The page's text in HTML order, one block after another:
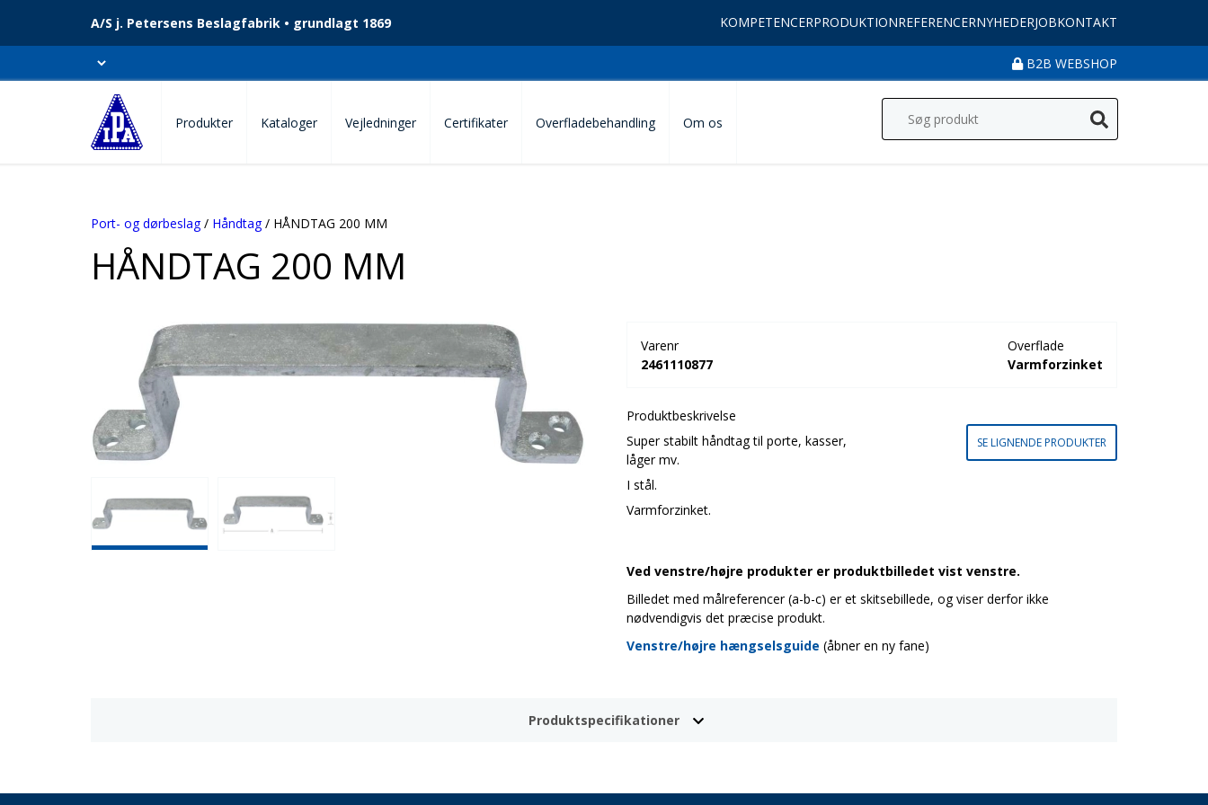
A/S j. Petersens Beslagfabrik • grundlagt 1869 KOMPETENCERPRODUKTIONREFERENCERNYHEDERJOBKONTAKT
B2B WEBSHOP
Produkter Kataloger Vejledninger Certifikater Overfladebehandling Om os
Port- og dørbeslag/ Håndtag/ HÅNDTAG 200 MM
HÅNDTAG 200 MM
Varenr
2461110877
Overflade
Varmforzinket
Produktbeskrivelse
Super stabilt håndtag til porte, kasser,
låger mv.
I stål.
Varmforzinket.
SE LIGNENDE PRODUKTER
Ved venstre/højre produkter er produktbilledet vist venstre.
Billedet med målreferencer (a-b-c) er et skitsebillede, og viser derfor ikke
nødvendigvis det præcise produkt.
Venstre/højre hængselsguide (åbner en ny fane)
Produktspecifikationer